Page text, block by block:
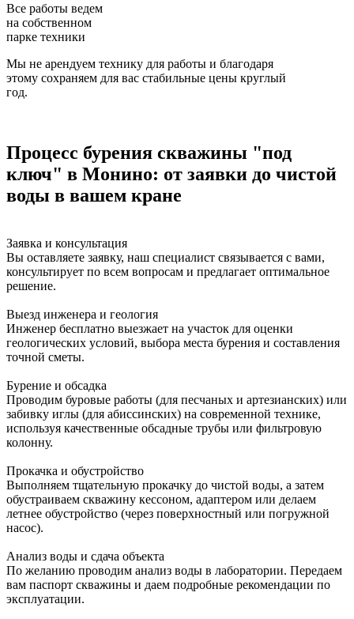
Все работы ведем
на собственном
парке техники
Мы не арендуем технику для работы и благодаря
этому сохраняем для вас стабильные цены круглый
год.
Процесс бурения скважины "под
ключ" в Монино: от заявки до чистой
воды в вашем кране
Заявка и консультация
Вы оставляете заявку, наш специалист связывается с вами,
консультирует по всем вопросам и предлагает оптимальное
решение.
Выезд инженера и геология
Инженер бесплатно выезжает на участок для оценки
геологических условий, выбора места бурения и составления
точной сметы.
Бурение и обсадка
Проводим буровые работы (для песчаных и артезианских) или
забивку иглы (для абиссинских) на современной технике,
используя качественные обсадные трубы или фильтровую
колонну.
Прокачка и обустройство
Выполняем тщательную прокачку до чистой воды, а затем
обустраиваем скважину кессоном, адаптером или делаем
летнее обустройство (через поверхностный или погружной
насос).
Анализ воды и сдача объекта
По желанию проводим анализ воды в лаборатории. Передаем
вам паспорт скважины и даем подробные рекомендации по
эксплуатации.